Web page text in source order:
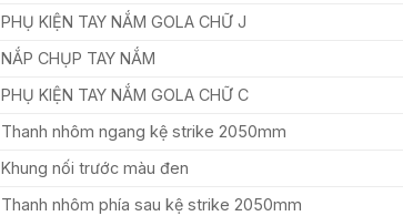
PHỤ KIỆN TAY NẮM GOLA CHỮ J
NẮP CHỤP TAY NẮM
PHỤ KIỆN TAY NẮM GOLA CHỮ C
Thanh nhôm ngang kệ strike 2050mm
Khung nối trước màu đen
Thanh nhôm phía sau kệ strike 2050mm